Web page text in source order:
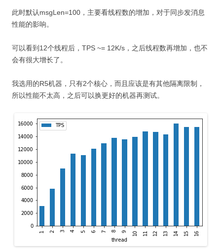
此时默认msgLen=100，主要看线程数的增加，对于同步发消息
性能的影响。
可以看到12个线程后，TPS ~= 12K/s，之后线程数再增加，也不
会有很大增长了。
我选用的R5机器，只有2个核心，而且应该是有其他隔离限制，
所以性能不太高，之后可以换更好的机器再测试。